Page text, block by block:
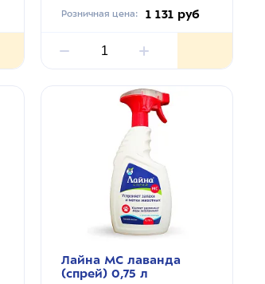
Розничная цена: 1 131 руб
Лайна МС лаванда
(спрей) 0,75 л